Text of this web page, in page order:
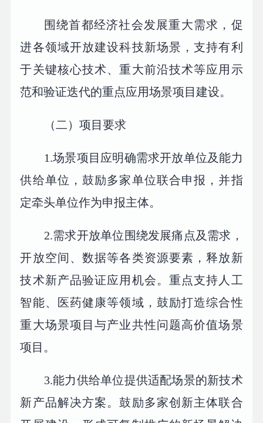
围绕首都经济社会发展重大需求，促
进各领域开放建设科技新场景，支持有利
于关键核心技术、重大前沿技术等应用示
范和验证迭代的重点应用场景项目建设。
（二）项目要求
1.场景项目应明确需求开放单位及能力
供给单位，鼓励多家单位联合申报，并指
定牵头单位作为申报主体。
2.需求开放单位围绕发展痛点及需求，
开放空间、数据等各类资源要素，释放新
技术新产品验证应用机会。重点支持人工
智能、医药健康等领域，鼓励打造综合性
重大场景项目与产业共性问题高价值场景
项目。
3.能力供给单位提供适配场景的新技术
新产品解决方案。鼓励多家创新主体联合